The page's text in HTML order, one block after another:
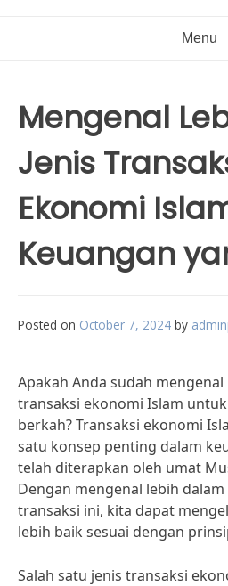
Menu
Mengenal
Jenis
Ekonomi
Keuangan
Posted on October 7, 2024 by
Apakah Anda sudah
transaksi ekonomi Islam
berkah? Transaksi ekonomi
satu konsep penting dalam
telah diterapkan oleh umat
Dengan mengenal lebih
transaksi ini, kita dapat
lebih baik sesuai dengan
Salah satu jenis transaksi